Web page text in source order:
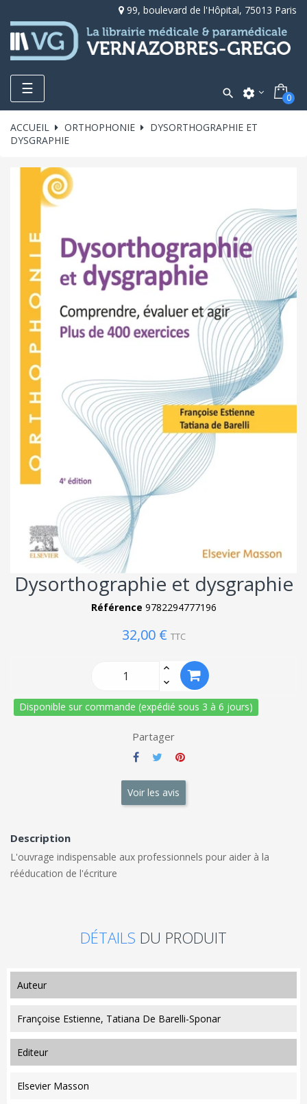
99, boulevard de l'Hôpital, 75013 Paris
Toggle
navigation
☰  settings 0
ACCUEIL ORTHOPHONIE
DYSORTHOGRAPHIE ET
DYSGRAPHIE
Dysorthographie et dysgraphie
Référence 9782294777196
32,00 € TTC
Disponible sur commande (expédié sous 3 à 6 jours)
Partager
Voir les avis
Description
L'ouvrage indispensable aux professionnels pour aider à la
rééducation de l'écriture
DÉTAILS DU PRODUIT
auteur
Françoise Estienne, Tatiana De Barelli-Sponar
editeur
Elsevier Masson